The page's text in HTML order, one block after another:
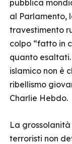
pubblica
al Parlamento,
travestimento
colpo “fatto in
quanto esaltati.
islamico non è
ribellismo
Charlie Hebdo.
La
terroristi non